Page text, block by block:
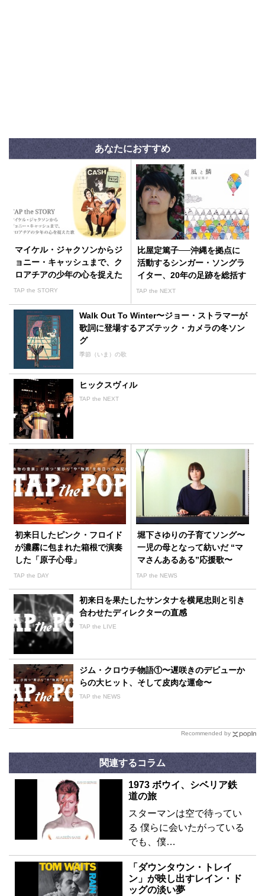
あなたにおすすめ
マイケル・ジャクソンからジ
ョニー・キャッシュまで、ク
ロアチアの少年の心を捉えた
歌
TAP the STORY
比屋定篤子──沖縄を拠点に
活動するシンガー・ソングラ
イター、20年の足跡を総括す
る充実作
TAP the NEXT
Walk Out To Winter〜ジョー・ストラマーが
歌詞に登場するアズテック・カメラの冬ソン
グ
季節（いま）の歌
ヒックスヴィル
TAP the NEXT
初来日したピンク・フロイド
が濃霧に包まれた箱根で演奏
した「原子心母」
TAP the DAY
堀下さゆりの子育てソング〜
一児の母となって紡いだ “マ
マさんあるある”応援歌〜
TAP the NEWS
初来日を果たしたサンタナを横尾忠則と引き
合わせたディレクターの直感
TAP the LIVE
ジム・クロウチ物語①〜遅咲きのデビューか
らの大ヒット、そして皮肉な運命〜
TAP the NEWS
Recommended by
関連するコラム
1973 ボウイ、シベリア鉄
道の旅
スターマンは空で待ってい
る 僕らに会いたがっている
でも、僕…
「ダウンタウン・トレイ
ン」が映し出すレイン・ド
ッグの淡い夢